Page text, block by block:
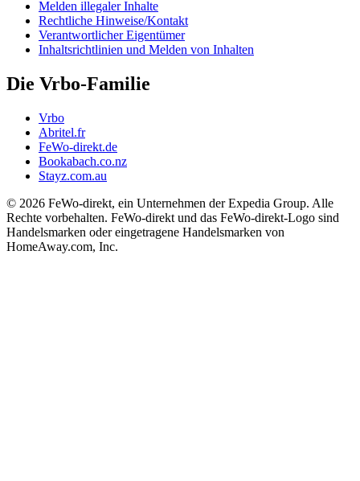
Melden illegaler Inhalte
Rechtliche Hinweise/Kontakt
Verantwortlicher Eigentümer
Inhaltsrichtlinien und Melden von Inhalten
Die Vrbo-Familie
Vrbo
Abritel.fr
FeWo-direkt.de
Bookabach.co.nz
Stayz.com.au
© 2026 FeWo-direkt, ein Unternehmen der Expedia Group. Alle
Rechte vorbehalten. FeWo-direkt und das FeWo-direkt-Logo sind
Handelsmarken oder eingetragene Handelsmarken von
HomeAway.com, Inc.